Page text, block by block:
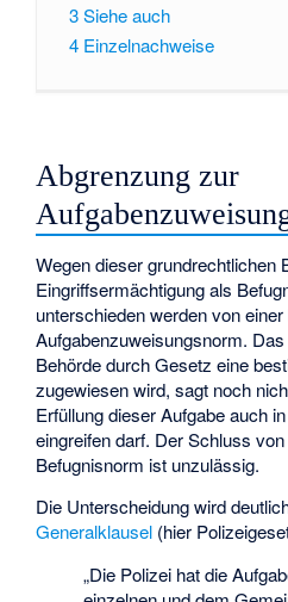
3Siehe auch
4 Einzelnachweise
Abgrenzung zur
Wegen dieser grundrechtlichen
Eingriffsermächtigung als
unterschieden werden von
Aufgabenzuweisungsnorm.
Behörde durch Gesetz eine
zugewiesen wird, sagt noch
Erfüllung dieser Aufgabe auch
eingreifen darf. Der Schluss
Befugnisnorm ist unzulässig.
Die Unterscheidung wird
Generalklausel (hier
„Die Polizei hat die